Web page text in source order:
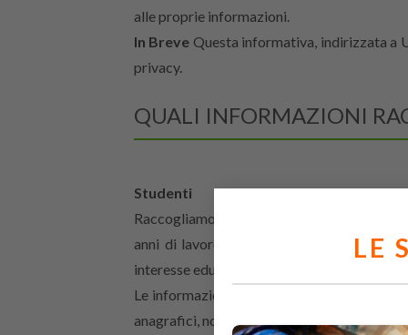
LE
alle proprie informazioni.
In Breve Questa informativa, indirizzata a
privacy.
QUALI INFORMAZIONI
Studenti
Raccogliamo informazioni relative a
anni di lavoro per formare e
interesse educativo, nel costante principio
Le informazioni riguardano dettagli di
anagrafici, nonché altri dati di natura comune.